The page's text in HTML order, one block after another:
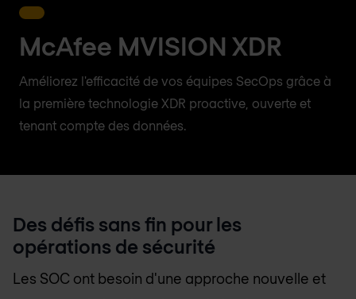
McAfee MVISION XDR
Améliorez l'efficacité de vos équipes SecOps grâce à
la première technologie XDR proactive, ouverte et
tenant compte des données.
Des défis sans fin pour les
opérations de sécurité
Les SOC ont besoin d'une approche nouvelle et